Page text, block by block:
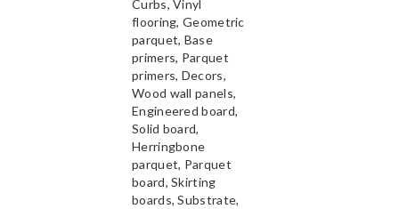
Curbs, Vinyl
flooring, Geometric
parquet, Base
primers, Parquet
primers, Decors,
Wood wall panels,
Engineered board,
Solid board,
Herringbone
parquet, Parquet
board, Skirting
boards, Substrate,